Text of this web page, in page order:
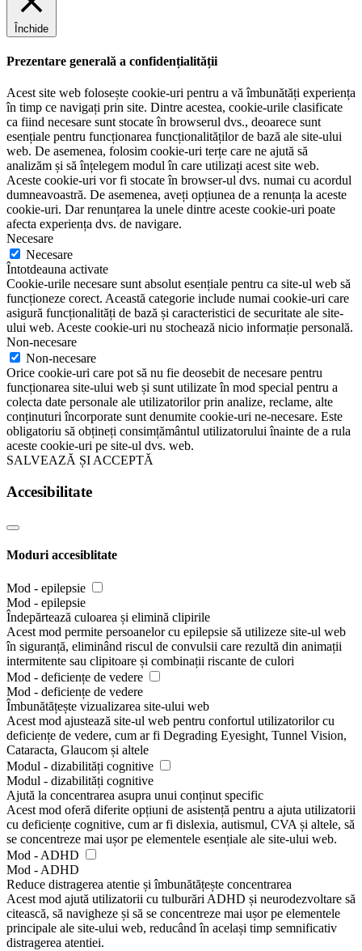
Închide
Prezentare generală a confidențialității
Acest site web folosește cookie-uri pentru a vă îmbunătăți experiența
în timp ce navigați prin site. Dintre acestea, cookie-urile clasificate
ca fiind necesare sunt stocate în browserul dvs., deoarece sunt
esențiale pentru funcționarea funcționalităților de bază ale site-ului
web. De asemenea, folosim cookie-uri terțe care ne ajută să
analizăm și să înțelegem modul în care utilizați acest site web.
Aceste cookie-uri vor fi stocate în browser-ul dvs. numai cu acordul
dumneavoastră. De asemenea, aveți opțiunea de a renunța la aceste
cookie-uri. Dar renunțarea la unele dintre aceste cookie-uri poate
afecta experiența dvs. de navigare.
Necesare
Necesare
Întotdeauna activate
Cookie-urile necesare sunt absolut esențiale pentru ca site-ul web să
funcționeze corect. Această categorie include numai cookie-uri care
asigură funcționalități de bază și caracteristici de securitate ale site-
ului web. Aceste cookie-uri nu stochează nicio informație personală.
Non-necesare
Non-necesare
Orice cookie-uri care pot să nu fie deosebit de necesare pentru
funcționarea site-ului web și sunt utilizate în mod special pentru a
colecta date personale ale utilizatorilor prin analize, reclame, alte
conținuturi încorporate sunt denumite cookie-uri ne-necesare. Este
obligatoriu să obțineți consimțământul utilizatorului înainte de a rula
aceste cookie-uri pe site-ul dvs. web.
SALVEAZĂ ȘI ACCEPTĂ
Accesibilitate
Moduri accesiblitate
Mod - epilepsie
Mod - epilepsie
Îndepărtează culoarea și elimină clipirile
Acest mod permite persoanelor cu epilepsie să utilizeze site-ul web
în siguranță, eliminând riscul de convulsii care rezultă din animații
intermitente sau clipitoare și combinații riscante de culori
Mod - deficiențe de vedere
Mod - deficiențe de vedere
Îmbunătățește vizualizarea site-ului web
Acest mod ajustează site-ul web pentru confortul utilizatorilor cu
deficiențe de vedere, cum ar fi Degrading Eyesight, Tunnel Vision,
Cataracta, Glaucom și altele
Modul - dizabilități cognitive
Modul - dizabilități cognitive
Ajută la concentrarea asupra unui conținut specific
Acest mod oferă diferite opțiuni de asistență pentru a ajuta utilizatorii
cu deficiențe cognitive, cum ar fi dislexia, autismul, CVA și altele, să
se concentreze mai ușor pe elementele esențiale ale site-ului web.
Mod - ADHD
Mod - ADHD
Reduce distragerea atentie și îmbunătățește concentrarea
Acest mod ajută utilizatorii cu tulburări ADHD și neurodezvoltare să
citească, să navigheze și să se concentreze mai ușor pe elementele
principale ale site-ului web, reducând în același timp semnificativ
distragerea atentiei.